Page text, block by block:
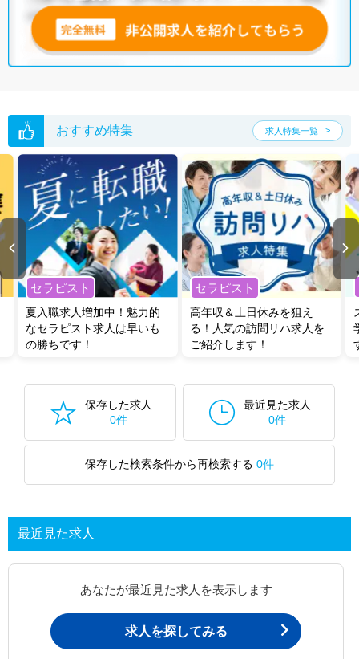
おすすめ特集 求人特集一覧
セラピスト
夏入職求人増加中！魅力的
なセラピスト求人は早いも
の勝ちです！
セラピスト
高年収＆土日休みを狙え
る！人気の訪問リハ求人を
ご紹介します！
保存した求人
0件
最近見た求人
0件
保存した検索条件から再検索する 0件
最近見た求人
あなたが最近見た求人を表示します
求人を探してみる